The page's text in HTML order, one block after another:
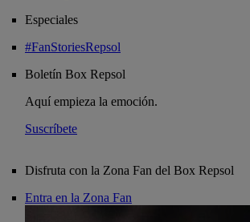
Especiales
#FanStoriesRepsol
Boletín Box Repsol
Aquí empieza la emoción.
Suscríbete
Disfruta con la Zona Fan del Box Repsol
Entra en la Zona Fan